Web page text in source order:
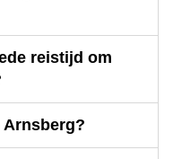
reistijd om